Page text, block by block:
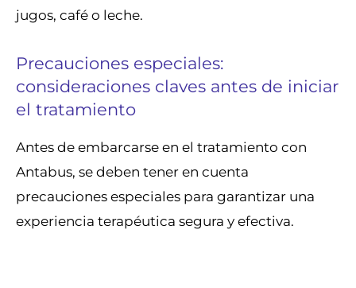
jugos, café o leche.
Precauciones especiales:
consideraciones claves antes de iniciar
el tratamiento
Antes de embarcarse en el tratamiento con
Antabus, se deben tener en cuenta
precauciones especiales para garantizar una
experiencia terapéutica segura y efectiva.